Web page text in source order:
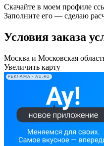
Скачайте в моем профиле
Заполните его — сделаю
Условия заказа
Москва и Московская
Увеличить карту
РЕКЛАМА • AU.RU